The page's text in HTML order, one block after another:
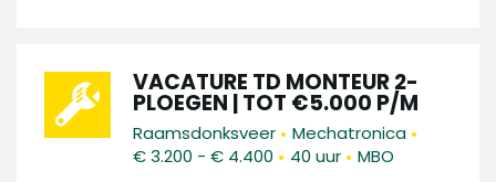
VACATURE TD MONTEUR 2-
PLOEGEN | TOT €5.000 P/M
Raamsdonksveer • Mechatronica •
€ 3.200 - € 4.400 • 40 uur • MBO